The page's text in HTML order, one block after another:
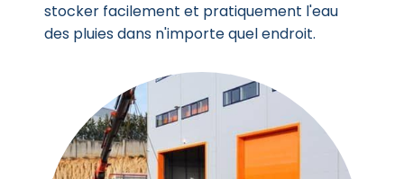
stocker facilement et pratiquement l'eau
des pluies dans n'importe quel endroit.